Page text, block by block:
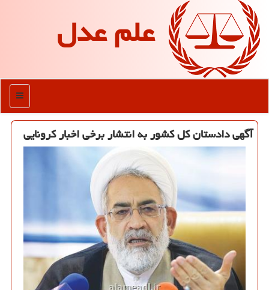
علم عدل
منو
آگهی دادستان كل كشور به انتشار برخی اخبار كرونایی